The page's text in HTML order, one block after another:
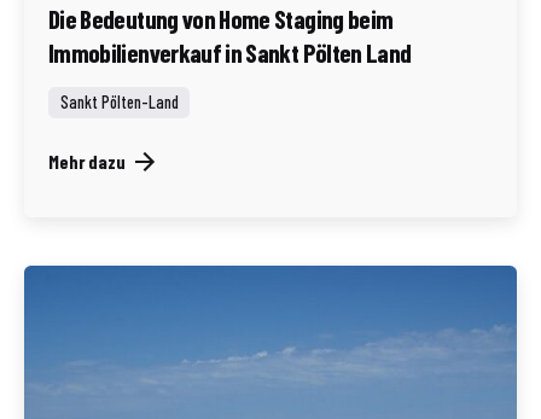
Die Bedeutung von Home Staging beim
Immobilienverkauf in Sankt Pölten Land
Sankt Pölten-Land
Mehr dazu